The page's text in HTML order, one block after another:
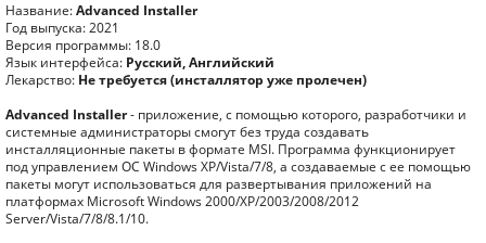
Название:Advanced Installer
Год выпуска: 2021
Версия программы: 18.0
Язык интерфейса: Русский, Английский
Лекарство: Не требуется (инсталлятор уже пролечен)
Advanced Installer- приложение, с помощью которого, разработчики и
системные администраторы смогут без труда создавать
инсталляционные пакеты в формате MSI. Программа функционирует
под управлением ОС Windows XP/Vista/7/8, а создаваемые с ее помощью
пакеты могут использоваться для развертывания приложений на
платформах Microsoft Windows 2000/XP/2003/2008/2012
Server/Vista/7/8/8.1/10.